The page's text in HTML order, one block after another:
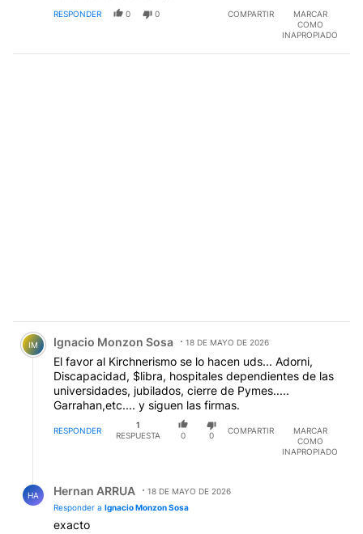
RESPONDER 0 0 COMPARTIR
MARCAR
COMO
INAPROPIADO
Comentario de Ignacio Monzon Sosa.
IM Ignacio Monzon Sosa 18 DE MAYO DE 2026
El favor al Kirchnerismo se lo hacen uds... Adorni,
Discapacidad, $libra, hospitales dependientes de las
universidades, jubilados, cierre de Pymes.....
Garrahan,etc.... y siguen las firmas.
RESPONDER
1
RESPUESTA
0 0
COMPARTIR
MARCAR
COMO
INAPROPIADO
HA Hernan ARRUA
18 DE MAYO DE 2026
Responder a Ignacio Monzon Sosa
exacto